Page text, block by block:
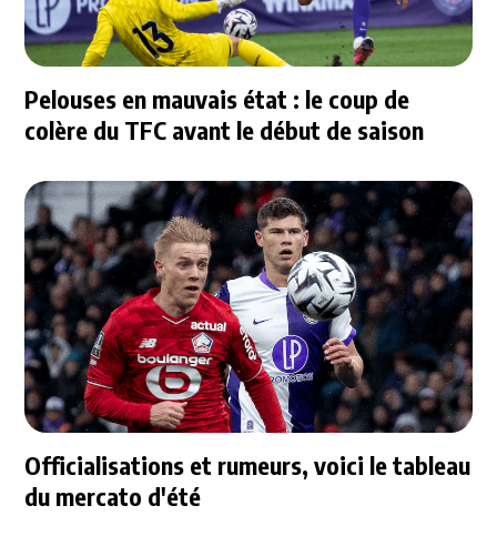
Pelouses en mauvais état : le coup de
colère du TFC avant le début de saison
Officialisations et rumeurs, voici le tableau
du mercato d'été